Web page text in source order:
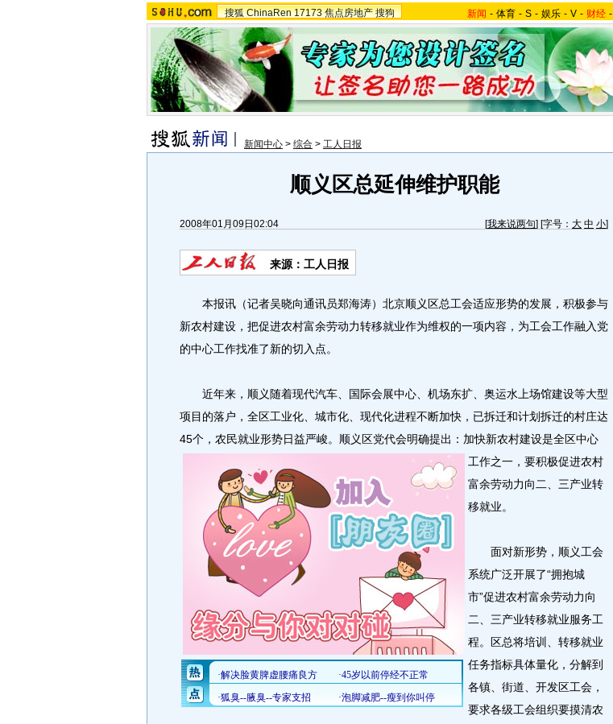
搜狐 ChinaRen 17173 焦点房地产 搜狗 新闻 - 体育 - S - 娱乐 - V - 财经 -
新闻中心 > 综合 > 工人日报
顺义区总延伸维护职能
2008年01月09日02:04 [我来说两句] [字号： 大 中 小]
来源：工人日报
本报讯（记者吴晓向通讯员郑海涛）北京顺义区总工会适应形势的发展，积极参与
新农村建设，把促进农村富余劳动力转移就业作为维权的一项内容，为工会工作融入党
的中心工作找准了新的切入点。
近年来，顺义随着现代汽车、国际会展中心、机场东扩、奥运水上场馆建设等大型
项目的落户，全区工业化、城市化、现代化进程不断加快，已拆迁和计划拆迁的村庄达
45个，农民就业形势日益严峻。 顺义区党代会明确提出：加快新农村建设是全区中心
工作之一，要积极促进农村
富余劳动力向二、三产业转
移就业。
面对新形势，顺义工会
系统广泛开展了“拥抱城
市”促进农村富余劳动力向
二、三产业转移就业服务工
程。区总将培训、转移就业
任务指标具体量化，分解到
各镇、街道、开发区工会，
要求各级工会组织要摸清农